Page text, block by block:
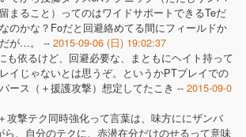
まること）ってのはワイドサポートできるTeだ
のかな？Foだと回避絡めてる間にフィールドか
が…。 -- 2015-09-06 (日) 19:02:37
依るけど、回避必要な、まともにヘイト持って
イじゃないとは思うぞ。というかPTプレイでの
ース（＋援護攻撃）想定してたこき -- 2015-09-0
攻撃テク同時強化って言葉は、味方ににザンバ
ら、自分のテクに、赤潜在分だけのせるって意味